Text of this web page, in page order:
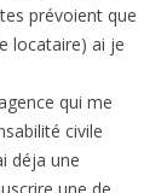
prévoient que
locataire) ai je
qui me
civile
déja une